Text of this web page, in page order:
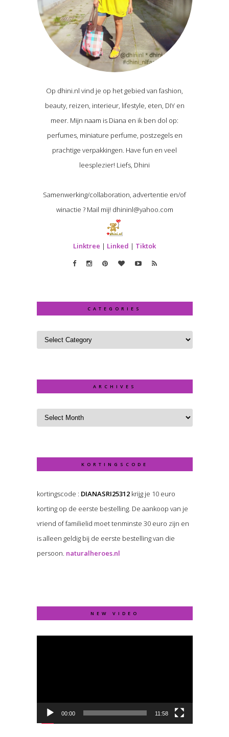
Op dhini.nl vind je op het gebied van fashion,
beauty, reizen, interieur, lifestyle, eten, DIY en
meer. Mijn naam is Diana en ik ben dol op:
perfumes, miniature perfume, postzegels en
prachtige verpakkingen. Have fun en veel
leesplezier! Liefs, Dhini
Samenwerking/collaboration, advertentie en/of
winactie ? Mail mij! dhininl@yahoo.com
Linktree | Linked | Tiktok
CATEGORIES
ARCHIVES
KORTINGSCODE
kortingscode : DIANASRI25312krijg je 10 euro
korting op de eerste bestelling. De aankoop van je
vriend of familielid moet tenminste 30 euro zijn en
is alleen geldig bij de eerste bestelling van die
persoon. naturalheroes.nl
NEW VIDEO
Video
00:00 11:58